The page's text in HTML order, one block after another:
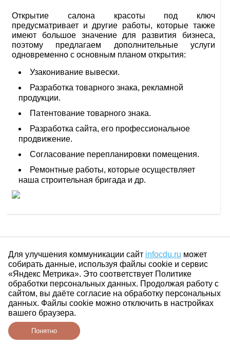
Открытие салона красоты под ключ
предусматривает и другие работы, которые также
имеют большое значение для развития бизнеса,
поэтому предлагаем дополнительные услуги
одновременно с основным планом открытия:
Узаконивание вывески.
Разработка товарного знака, рекламной
продукции.
Патентование товарного знака.
Разработка сайта, его профессиональное
продвижение.
Согласование перепланировки помещения.
Ремонтные работы, которые осуществляет
наша строительная бригада и др.
Для улучшения коммуникации сайт infocdu.ru может
собирать данные, используя файлы cookie и сервис
«Яндекс Метрика». Это соответствует Политике
обработки персональных данных. Продолжая работу с
сайтом, вы даёте согласие на обработку персональных
данных. Файлы cookie можно отключить в настройках
вашего браузера.
Понятно